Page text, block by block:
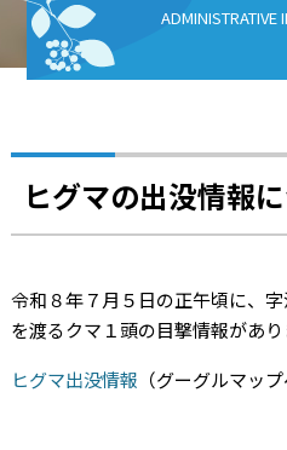
ADMINISTRATIVE
ヒグマの出没情報
令和８年７月５日の正午頃に、
を渡るクマ１頭の目撃情報があ
ヒグマ出没情報 （グーグルマッ